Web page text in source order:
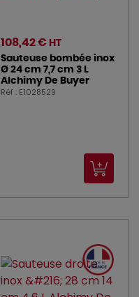
108,42 € HT
Sauteuse bombée inox
Ø 24 cm 7,7 cm 3 L
Alchimy De Buyer
Réf : E1028529